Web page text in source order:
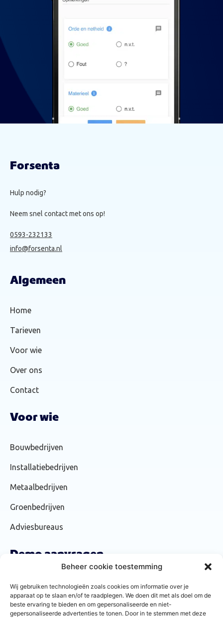
Beheer cookie toestemming
Wij gebruiken technologieën zoals cookies om informatie over je
apparaat op te slaan en/of te raadplegen. We doen dit met als doel om de
beste ervaring te bieden en om gepersonaliseerde en niet-
gepersonaliseerde advertenties te tonen. Door in te stemmen met deze
Forsenta
Hulp nodig?
Neem snel contact met ons op!
0593-232133
info@forsenta.nl
Algemeen
Home
Tarieven
Voor wie
Over ons
Contact
Voor wie
Bouwbedrijven
Installatiebedrijven
Metaalbedrijven
Groenbedrijven
Adviesbureaus
Demo aanvragen
onderstaandeknop een gratis demo aan!